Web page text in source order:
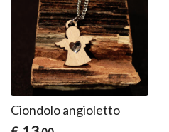
Ciondolo angioletto